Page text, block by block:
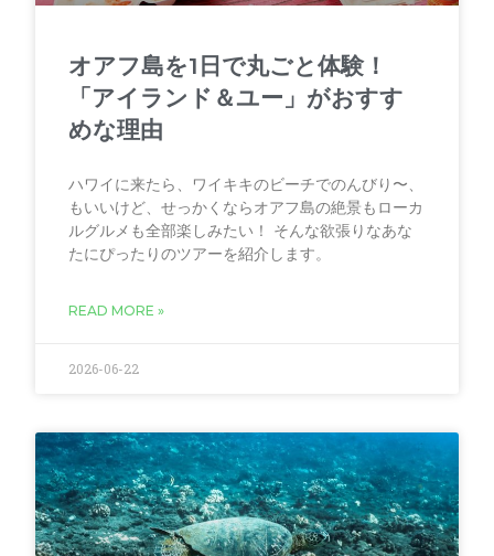
オアフ島を1日で丸ごと体験！
「アイランド＆ユー」がおすす
めな理由
ハワイに来たら、ワイキキのビーチでのんびり〜、
もいいけど、せっかくならオアフ島の絶景もローカ
ルグルメも全部楽しみたい！ そんな欲張りなあな
たにぴったりのツアーを紹介します。
READ MORE »
2026-06-22